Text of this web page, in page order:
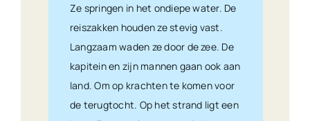
Ze springen in het ondiepe water. De
reiszakken houden ze stevig vast.
Langzaam waden ze door de zee. De
kapitein en zijn mannen gaan ook aan
land. Om op krachten te komen voor
de terugtocht. Op het strand ligt een